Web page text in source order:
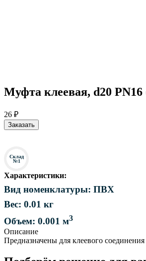
Муфта клеевая, d20 PN16
26 ₽
Заказать
Склад
№1
Характеристики:
Вид номенклатуры: ПВХ
Вес: 0.01 кг
Объем: 0.001 м3
Описание
Предназначены для клеевого